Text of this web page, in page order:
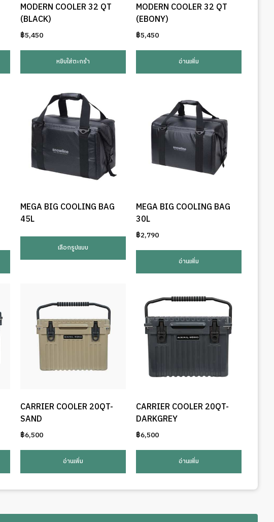
MODERN COOLER 32 QT
(BLACK)
฿5,450
หยิบใส่ตะกร้า
MODERN COOLER 32 QT
(EBONY)
฿5,450
อ่านเพิ่ม
MEGA BIG COOLING BAG
45L
เลือกรูปแบบ
This
product
has
multiple
options
chosen
product
MEGA BIG COOLING BAG
30L
฿2,790
อ่านเพิ่ม
CARRIER COOLER 20QT-
SAND
฿6,500
อ่านเพิ่ม
CARRIER COOLER 20QT-
DARKGREY
฿6,500
อ่านเพิ่ม